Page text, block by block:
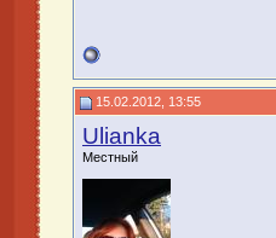
15.02.2012, 13:55
Ulianka
Местный